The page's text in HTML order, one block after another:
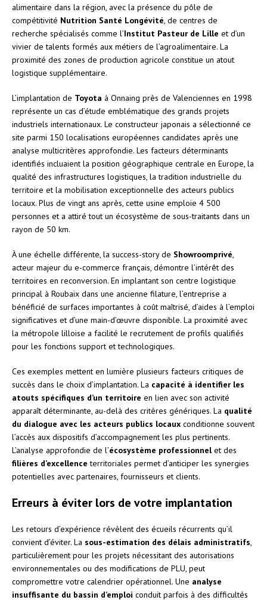
alimentaire dans la région, avec la présence du pôle de
compétitivité Nutrition Santé Longévité , de centres de
recherche spécialisés comme l’Institut Pasteur de Lille et d’un
vivier de talents formés aux métiers de l’agroalimentaire. La
proximité des zones de production agricole constitue un atout
logistique supplémentaire.
L’implantation de Toyota à Onnaing près de Valenciennes en 1998
représente un cas d’étude emblématique des grands projets
industriels internationaux. Le constructeur japonais a sélectionné ce
site parmi 150 localisations européennes candidates après une
analyse multicritères approfondie. Les facteurs déterminants
identifiés incluaient la position géographique centrale en Europe, la
qualité des infrastructures logistiques, la tradition industrielle du
territoire et la mobilisation exceptionnelle des acteurs publics
locaux. Plus de vingt ans après, cette usine emploie 4 500
personnes et a attiré tout un écosystème de sous-traitants dans un
rayon de 50 km.
À une échelle différente, la success-story de Showroomprivé
acteur majeur du e-commerce français, démontre l’intérêt des
territoires en reconversion. En implantant son centre logistique
principal à Roubaix dans une ancienne filature, l’entreprise a
bénéficié de surfaces importantes à coût maîtrisé, d’aides à l’emploi
significatives et d’une main-d’œuvre disponible. La proximité avec
la métropole lilloise a facilité le recrutement de profils qualifiés
pour les fonctions support et technologiques.
Ces exemples mettent en lumière plusieurs facteurs critiques de
succès dans le choix d’implantation. La capacité à identifier les
atouts spécifiques d’un territoire en lien avec son activité
apparaît déterminante, au-delà des critères génériques. La qualité
du dialogue avec les acteurs publics locaux conditionne souvent
l’accès aux dispositifs d’accompagnement les plus pertinents.
L’analyse approfondie de l’écosystème professionnelet des
filières d’excellence territoriales permet d’anticiper les synergies
potentielles avec partenaires, fournisseurs et clients.
Erreurs à éviter lors de votre implantation
Les retours d’expérience révèlent des écueils récurrents qu’il
convient d’éviter. La sous-estimation des délais administratifs
particulièrement pour les projets nécessitant des autorisations
environnementales ou des modifications de PLU, peut
compromettre votre calendrier opérationnel. Une analyse
insuffisante du bassin d’emploi conduit parfois à des difficultés